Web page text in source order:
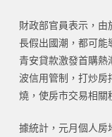
財政部官員表示，
長假出國潮，都可能
青安貸款激發首購熱
波信用管制，打炒房
燒，使房市交易相關
據統計，元月個人